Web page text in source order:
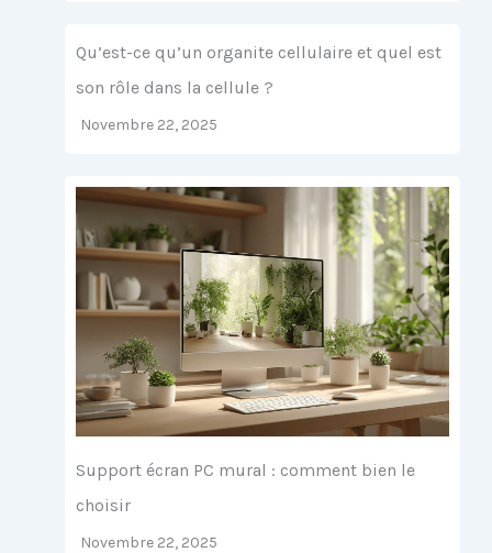
Qu’est-ce qu’un organite cellulaire et quel est
son rôle dans la cellule ?
Novembre 22, 2025
Support écran PC mural : comment bien le
choisir
Novembre 22, 2025